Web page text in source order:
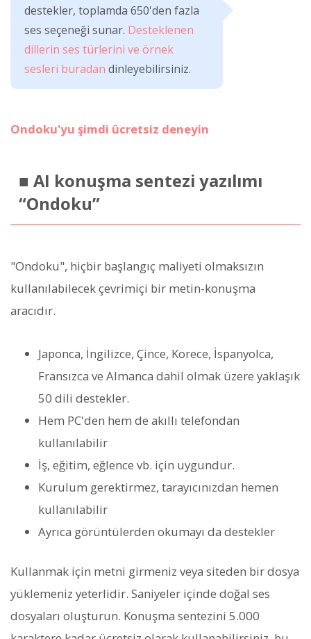
destekler, toplamda 650'den fazla
ses seçeneği sunar. Desteklenen
dillerin ses türlerini ve örnek
sesleri buradan dinleyebilirsiniz.
Ondoku'yu şimdi ücretsiz deneyin
■ AI konuşma sentezi yazılımı
“Ondoku”
"Ondoku", hiçbir başlangıç maliyeti olmaksızın
kullanılabilecek çevrimiçi bir metin-konuşma
aracıdır.
Japonca, İngilizce, Çince, Korece, İspanyolca,
Fransızca ve Almanca dahil olmak üzere yaklaşık
50 dili destekler.
Hem PC'den hem de akıllı telefondan
kullanılabilir
İş, eğitim, eğlence vb. için uygundur.
Kurulum gerektirmez, tarayıcınızdan hemen
kullanılabilir
Ayrıca görüntülerden okumayı da destekler
Kullanmak için metni girmeniz veya siteden bir dosya
yüklemeniz yeterlidir. Saniyeler içinde doğal ses
dosyaları oluşturun. Konuşma sentezini 5.000